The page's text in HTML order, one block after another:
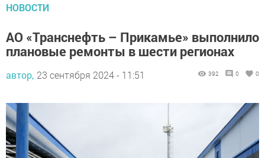
АО «Транснефть – Прикамье» выполнило
плановые ремонты в шести регионах